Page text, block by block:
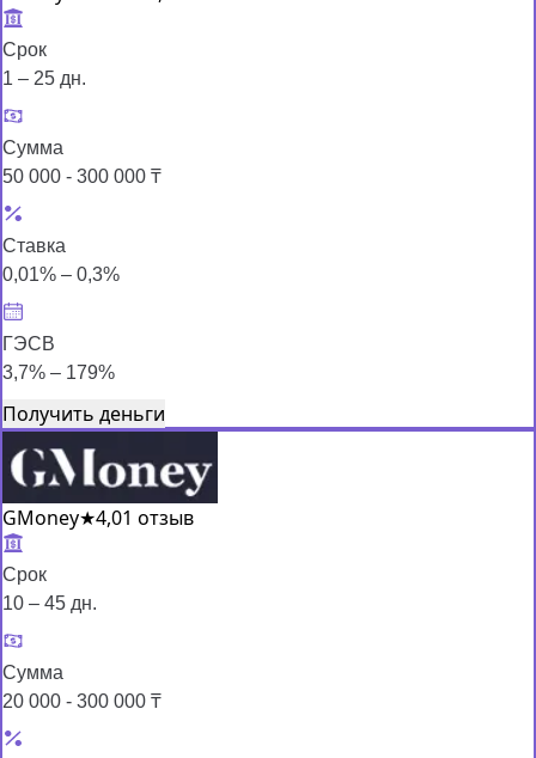
Срок
1 – 25 дн.
Сумма
50 000 - 300 000 ₸
Ставка
0,01% – 0,3%
ГЭСВ
3,7% – 179%
Получить деньги
GMoney★4,01 отзыв
Срок
10 – 45 дн.
Сумма
20 000 - 300 000 ₸